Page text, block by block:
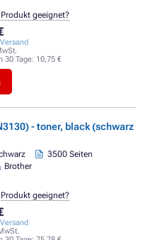
Versand
30 Tage: 10,75 €
geeignet?
- toner, black (schwarz
3500 Seiten
Brother
Versand
geeignet?